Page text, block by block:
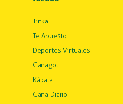
Tinka
Te Apuesto
Deportes Virtuales
Ganagol
Kábala
Gana Diario